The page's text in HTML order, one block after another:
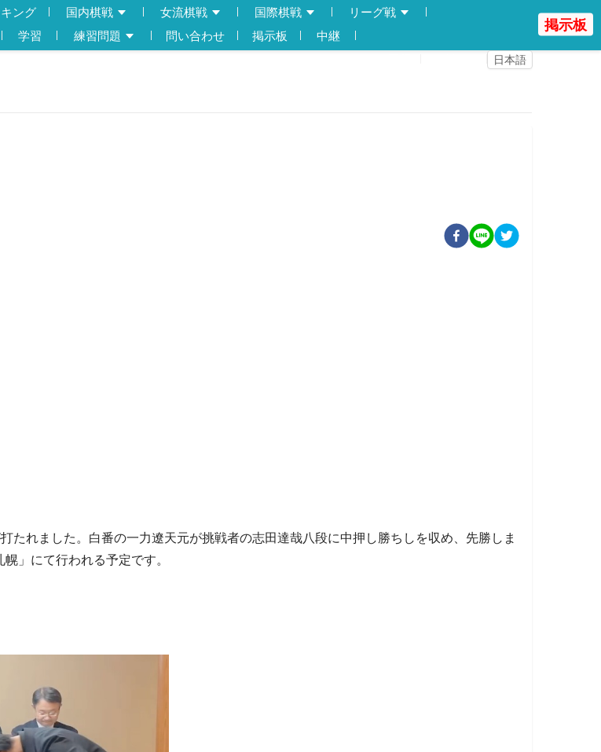
ング 国内棋戦 女流棋戦 国際棋戦
リーグ戦
学習 練習問題 問い合わせ 掲示板
中継
日本語
掲示板
れました。白番の一力遼天元が挑戦者の志田達哉八段に中押し勝ちしを収め、先勝しま
」にて行われる予定です。